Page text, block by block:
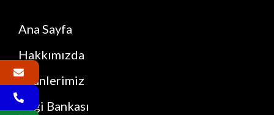
Ana Sayfa
Hakkımızda
Ürünlerimiz
Bilgi Bankası